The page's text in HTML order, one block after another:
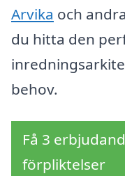
Arvika och
du hitta den
behov.
Få 3
förpliktelser